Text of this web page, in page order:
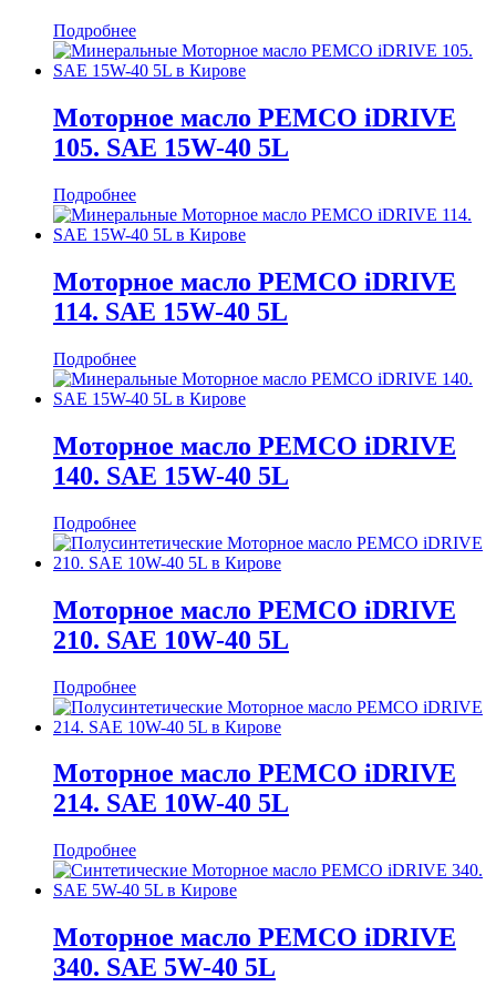
Подробнее
Моторное масло PEMCO iDRIVE
105. SAE 15W-40 5L
Подробнее
Моторное масло PEMCO iDRIVE
114. SAE 15W-40 5L
Подробнее
Моторное масло PEMCO iDRIVE
140. SAE 15W-40 5L
Подробнее
Моторное масло PEMCO iDRIVE
210. SAE 10W-40 5L
Подробнее
Моторное масло PEMCO iDRIVE
214. SAE 10W-40 5L
Подробнее
Моторное масло PEMCO iDRIVE
340. SAE 5W-40 5L